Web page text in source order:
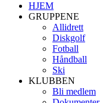
HJEM
GRUPPENE
Allidrett
Diskgolf
Fotball
Håndball
Ski
KLUBBEN
Bli medlem